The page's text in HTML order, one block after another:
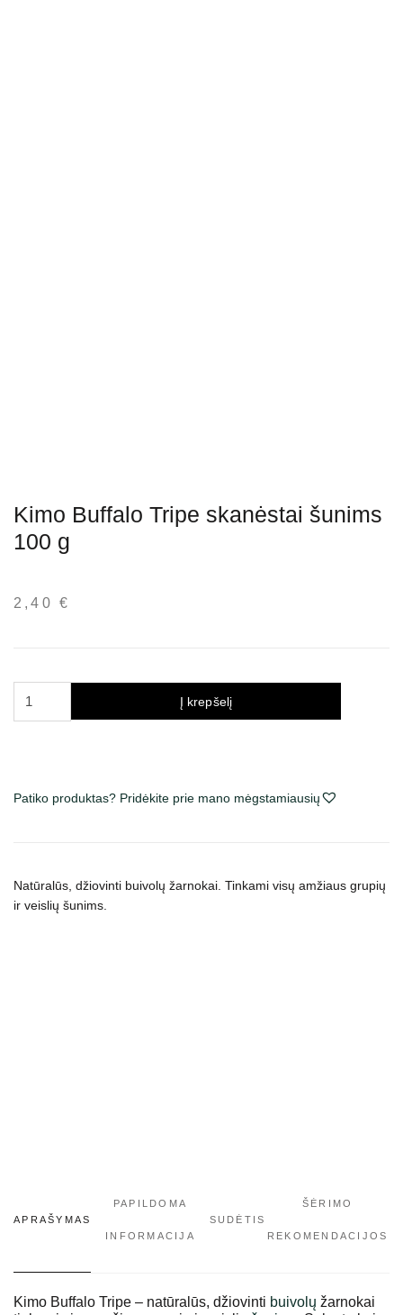
Kimo Buffalo Tripe skanėstai šunims
100 g
2,40 €
skanėstai
Į krepšelį
Patiko produktas? Pridėkite prie mano mėgstamiausių
Natūralūs, džiovinti buivolų žarnokai. Tinkami visų amžiaus grupių
ir veislių šunims.
APRAŠYMAS
PAPILDOMA
INFORMACIJA
SUDĖTIS
ŠĖRIMO
REKOMENDACIJOS
Kimo Buffalo Tripe – natūralūs, džiovinti buivolų žarnokai